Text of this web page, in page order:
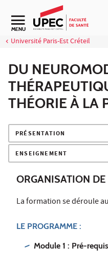
Aller au contenu
Navigation secondaire
MENU
Université Paris-Est Créteil
DU
THÉORIE À LA
PRÉSENTATION
ENSEIGNEMENT
ORGANISATION
La formation se déroule
LE PROGRAMME :
Module 1 : Pré-